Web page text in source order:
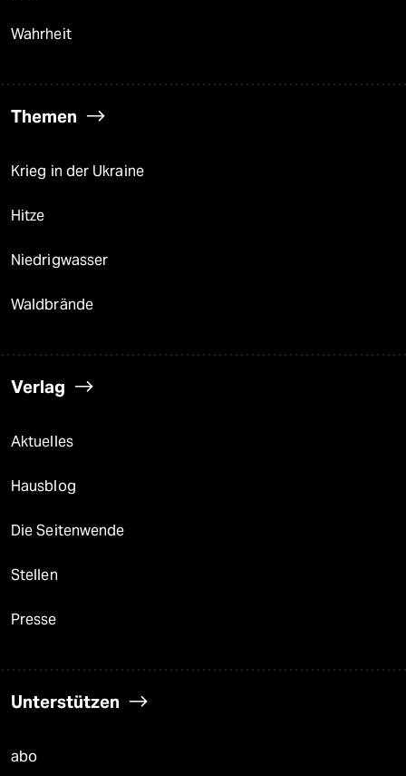
Wahrheit
Themen
Krieg in der Ukraine
Hitze
Niedrigwasser
Waldbrände
Verlag
Aktuelles
Hausblog
Die Seitenwende
Stellen
Presse
Unterstützen
abo